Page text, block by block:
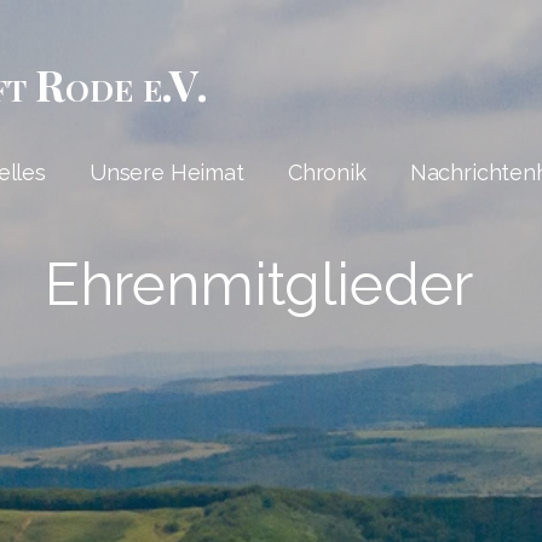
Rode e.V.
Unsere Heimat Chronik
Ehrenmitglieder